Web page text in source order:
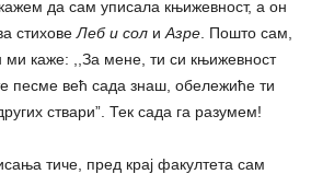
да сам уписала књижевност, а он
стихове Леб и сол и Азре . Пошто сам,
ми каже: ,,За мене, ти си књижевност
песме већ сада знаш, обележиће ти
ствари”. Тек сада га разумем!
тиче, пред крај факултета сам